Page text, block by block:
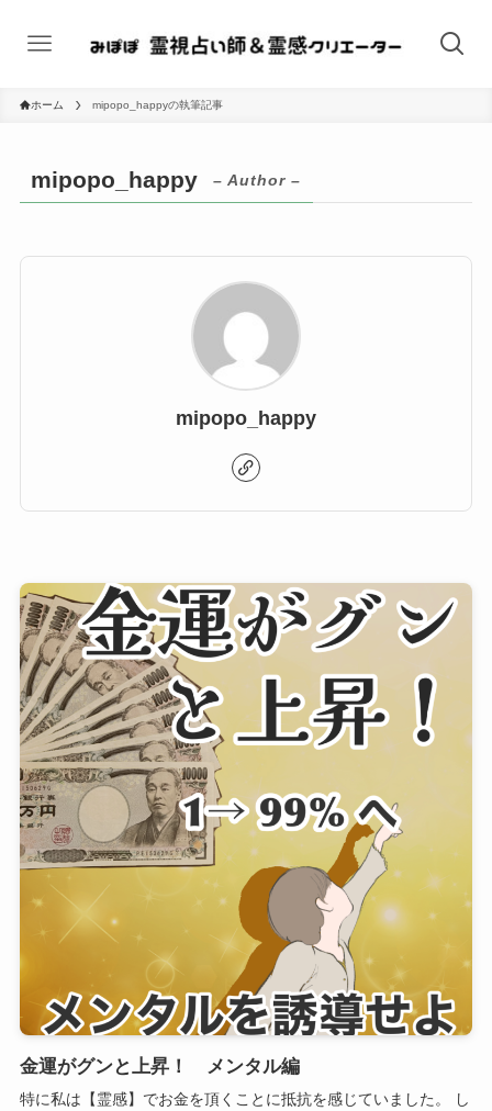
ホーム mipopo_happyの執筆記事
mipopo_happy – Author –
mipopo_happy
金運がグンと上昇！ メンタル編
特に私は【霊感】でお金を頂くことに抵抗を感じていました。 し